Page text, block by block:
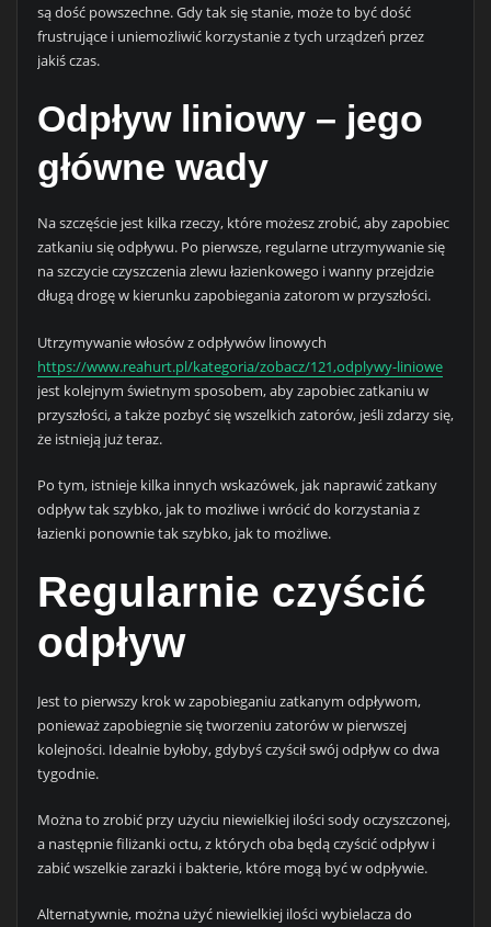
są dość powszechne. Gdy tak się stanie, może to być dość
frustrujące i uniemożliwić korzystanie z tych urządzeń przez
jakiś czas.
Odpływ liniowy – jego
główne wady
Na szczęście jest kilka rzeczy, które możesz zrobić, aby zapobiec
zatkaniu się odpływu. Po pierwsze, regularne utrzymywanie się
na szczycie czyszczenia zlewu łazienkowego i wanny przejdzie
długą drogę w kierunku zapobiegania zatorom w przyszłości.
Utrzymywanie włosów z odpływów linowych
https://www.reahurt.pl/kategoria/zobacz/121,odplywy-liniowe
jest kolejnym świetnym sposobem, aby zapobiec zatkaniu w
przyszłości, a także pozbyć się wszelkich zatorów, jeśli zdarzy się,
że istnieją już teraz.
Po tym, istnieje kilka innych wskazówek, jak naprawić zatkany
odpływ tak szybko, jak to możliwe i wrócić do korzystania z
łazienki ponownie tak szybko, jak to możliwe.
Regularnie czyścić
odpływ
Jest to pierwszy krok w zapobieganiu zatkanym odpływom,
ponieważ zapobiegnie się tworzeniu zatorów w pierwszej
kolejności. Idealnie byłoby, gdybyś czyścił swój odpływ co dwa
tygodnie.
Można to zrobić przy użyciu niewielkiej ilości sody oczyszczonej,
a następnie filiżanki octu, z których oba będą czyścić odpływ i
zabić wszelkie zarazki i bakterie, które mogą być w odpływie.
Alternatywnie, można użyć niewielkiej ilości wybielacza do